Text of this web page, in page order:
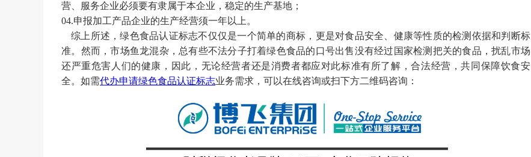
营、服务企业必须要有隶属于本企业，稳定的生产基地；
04.申报加工产品企业的生产经营须一年以上。
综上所述，绿色食品认证标志不仅仅是一个简单的商标，更是对食品安全、健康等性质的检测依据和判断标
准。然而，市场鱼龙混杂，总有些不法分子打着绿色食品的口号出售没有经过国家检测把关的食品，扰乱市场
还严重危害人们的健康，因此，无论经营者还是消费者都应对此标准有所了解，合法经营，共同保障饮食安
全。 如需代办申请绿色食品认证标志业务需求，可以在线咨询或扫下方二维码咨询：